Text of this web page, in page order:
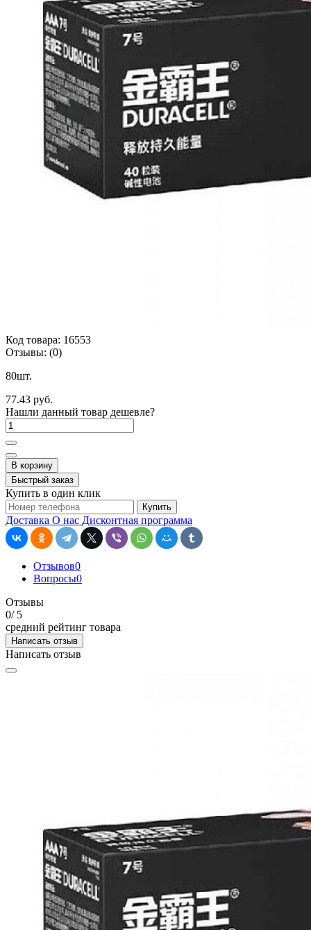
Код товара: 16553
Отзывы: (0)
80шт.
77.43 руб.
Нашли данный товар дешевле?
В корзину
Быстрый заказ
Купить в один клик
Купить
Доставка О нас Дисконтная программа
Отзывов0
Вопросы0
Отзывы
0/ 5
средний рейтинг товара
Написать отзыв
Написать отзыв